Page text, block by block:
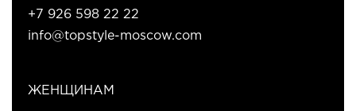
ЖЕНЩИНАМ
+7 926 598 22 22
info@topstyle-moscow.com